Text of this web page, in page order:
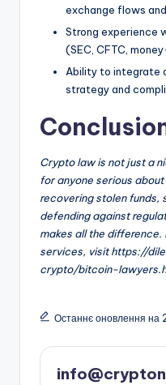
exchange flows
Strong experience
(SEC, CFTC,
Ability to integrate
strategy and
Crypto law is not just a
for anyone serious
recovering stolen funds,
defending against
makes all the
services, visit https://
crypto/bitcoin-
Останнє оновлення